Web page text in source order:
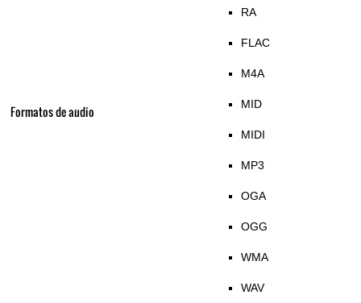
Formatos de audio
RA
FLAC
M4A
MID
MIDI
MP3
OGA
OGG
WMA
WAV